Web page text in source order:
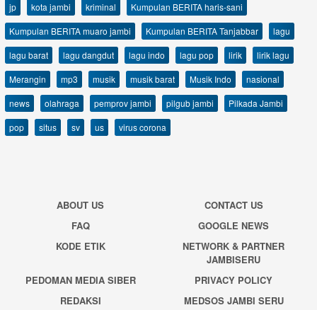
jp
kota jambi kriminal
Kumpulan BERITA haris-sani
Kumpulan BERITA muaro jambi
Kumpulan BERITA Tanjabbar
lagu
lagu barat
lagu dangdut lagu indo lagu pop lirik
lirik lagu
Merangin
mp3 musik musik barat Musik Indo
nasional
news
olahraga pemprov jambi pilgub jambi
Pilkada Jambi
pop
situs sv us virus corona
ABOUT US
CONTACT US
FAQ
GOOGLE NEWS
KODE ETIK
NETWORK & PARTNER
JAMBISERU
PEDOMAN MEDIA SIBER
PRIVACY POLICY
REDAKSI
MEDSOS JAMBI SERU